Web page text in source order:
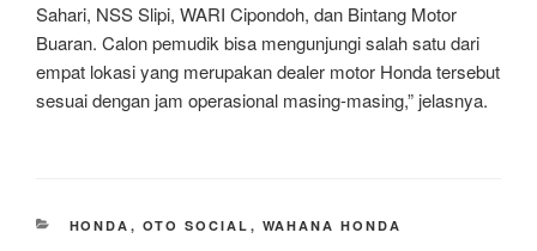
Sahari, NSS Slipi, WARI Cipondoh, dan Bintang Motor
Buaran. Calon pemudik bisa mengunjungi salah satu dari
empat lokasi yang merupakan dealer motor Honda tersebut
sesuai dengan jam operasional masing-masing,” jelasnya.
CATEGORIES
HONDA , OTO SOCIAL , WAHANA HONDA